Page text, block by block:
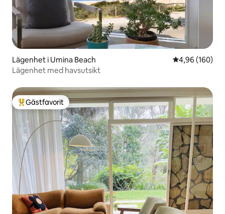
Lägenhet i Umina Beach 4,96 av 5 i
4,96 (160)
Lägenhet med havsutsikt
Populär gästfavorit
Gästfavorit